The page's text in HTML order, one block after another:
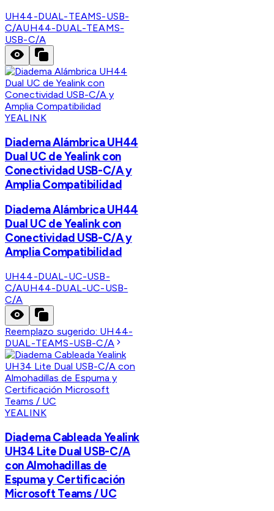
UH44-DUAL-TEAMS-USB-
C/AUH44-DUAL-TEAMS-
USB-C/A
YEALINK
Diadema Alámbrica UH44
Dual UC de Yealink con
Conectividad USB-C/A y
Amplia Compatibilidad
Diadema Alámbrica UH44
Dual UC de Yealink con
Conectividad USB-C/A y
Amplia Compatibilidad
UH44-DUAL-UC-USB-
C/AUH44-DUAL-UC-USB-
C/A
Reemplazo sugerido: UH44-
DUAL-TEAMS-USB-C/A
YEALINK
Diadema Cableada Yealink
UH34 Lite Dual USB-C/A
con Almohadillas de
Espuma y Certificación
Microsoft Teams / UC